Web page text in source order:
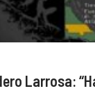
Larrosa: